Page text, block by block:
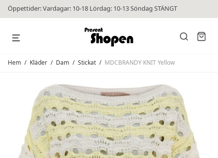
Öppettider: Vardagar: 10-18 Lördag: 10-13 Söndag STÄNGT
Hem / Kläder / Dam / Stickat / MDCBRANDY KNIT Yellow